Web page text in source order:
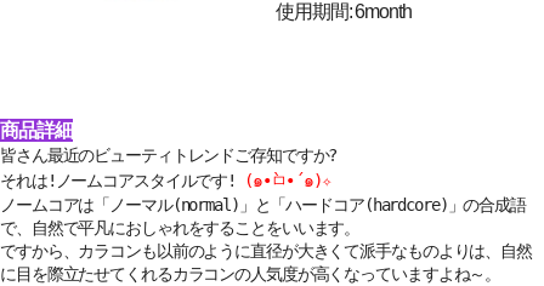
使用期間: 6month
商品詳細
皆さん最近のビューティトレンドご存知ですか?
それは!ノームコアスタイルです!
(๑•̀ㅁ•́๑)✧
ノームコアは「ノーマル(normal)」と「ハードコア(hardcore)」の合成語
で、自然で平凡におしゃれをすることをいいます。
ですから、カラコンも以前のように直径が大きくて派手なものよりは、自然
に目を際立たせてくれるカラコンの人気度が高くなっていますよね～。